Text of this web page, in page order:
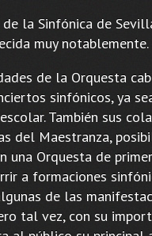
de la Sinfónica de
muy notablemente.
de la Orquesta
sinfónicos, ya
También sus
del Maestranza,
una Orquesta de
a formaciones
de las
tal vez, con su